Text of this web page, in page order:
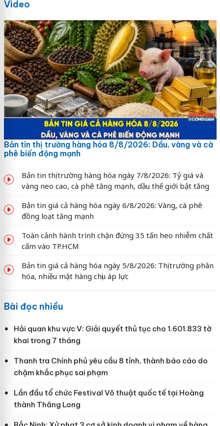
Video
Bản tin thị trường hàng hóa 8/8/2026: Dầu, vàng và cà
phê biến động mạnh
Bản tin thị trường hàng hóa ngày 7/8/2026: Tỷ giá và
vàng neo cao, cà phê tăng mạnh, dầu thế giới bật tăng
Bản tin giá cả hàng hóa ngày 6/8/2026: Vàng, cà phê
đồng loạt tăng mạnh
Toàn cảnh hành trình chặn đứng 35 tấn heo nhiễm chất
cấm vào TP.HCM
Bản tin giá cả hàng hóa ngày 5/8/2026: Thị trường phân
hóa, nhiều mặt hàng chịu áp lực
Bài đọc nhiều
Hải quan khu vực V: Giải quyết thủ tục cho 1.601.833 tờ
khai trong 7 tháng
Thanh tra Chính phủ yêu cầu 8 tỉnh, thành báo cáo do
chậm khắc phục sai phạm
Lần đầu tổ chức Festival Võ thuật quốc tế tại Hoàng
thành Thăng Long